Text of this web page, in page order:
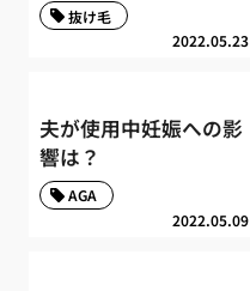
2022.05.23
抜け毛
夫が使用中妊娠への影
響は？
2022.05.09
AGA